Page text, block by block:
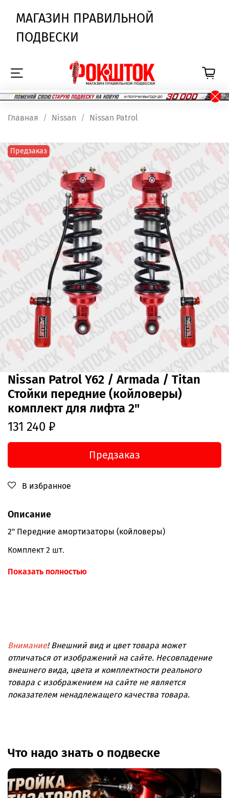
МАГАЗИН ПРАВИЛЬНОЙ
ПОДВЕСКИ
Главная Nissan Nissan Patrol
Предзаказ
Nissan Patrol Y62 / Armada / Titan
Стойки передние (койловеры)
комплект для лифта 2"
131 240 ₽
Предзаказ
В избранное
Описание
2" Передние амортизаторы (койловеры)
Комплект 2 шт.
Подходит для:
Показать полностью
Внимание! Внешний вид и цвет товара может
отличаться от изображений на сайте. Несовпадение
внешнего вида, цвета и комплектности реального
товара с изображением на сайте не является
показателем ненадлежащего качества товара.
Что надо знать о подвеске